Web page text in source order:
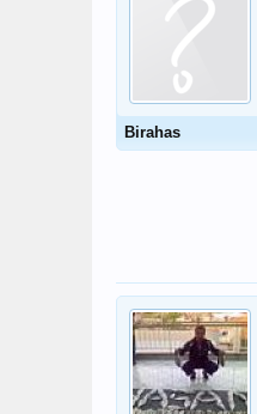
Birahas